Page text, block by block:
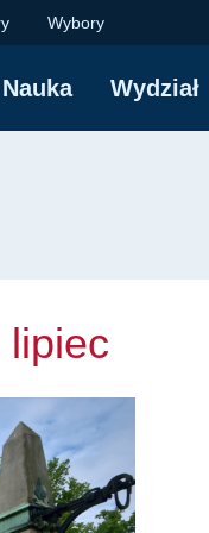
Wybory
Nauka Wydział
lipiec